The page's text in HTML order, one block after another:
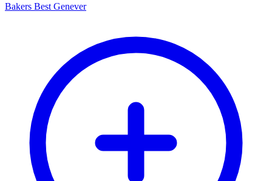
Bakers Best Genever